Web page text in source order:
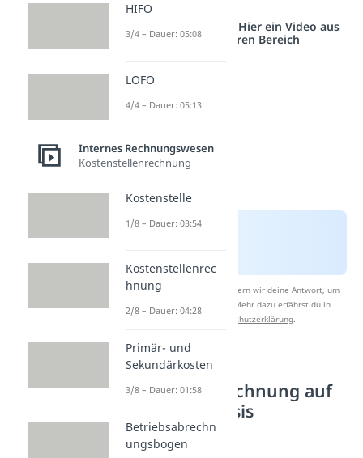
Studyflix vernetzt: Hier ein Video aus
einem anderen Bereich
Nach Beantwortung speichern wir deine Antwort, um
Studyflix zu verbessern. Mehr dazu erfährst du in
Datenschutzerklärung
Flexible
Plankostenrechnung auf
Vollkostenbasis
Bei der flexiblen
HIFO
3/4 – Dauer: 05:08
LOFO
4/4 – Dauer: 05:13
Internes Rechnungswesen
Kostenstellenrechnung
Kostenstelle
1/8 – Dauer: 03:54
Kostenstellenrec
hnung
2/8 – Dauer: 04:28
Primär- und
Sekundärkosten
3/8 – Dauer: 01:58
Betriebsabrechn
ungsbogen